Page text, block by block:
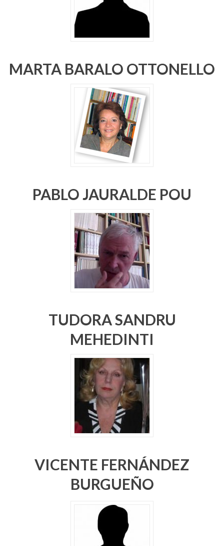
MARTA BARALO OTTONELLO
PABLO JAURALDE POU
TUDORA SANDRU
MEHEDINTI
VICENTE FERNÁNDEZ
BURGUEÑO